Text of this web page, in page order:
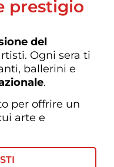
prestigio
del
Ogni sera ti
ballerini e
.
per offrire un
arte e